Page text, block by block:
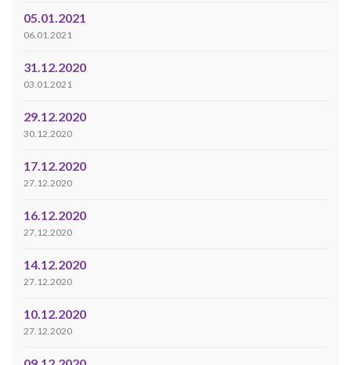
05.01.2021
06.01.2021
31.12.2020
03.01.2021
29.12.2020
30.12.2020
17.12.2020
27.12.2020
16.12.2020
27.12.2020
14.12.2020
27.12.2020
10.12.2020
27.12.2020